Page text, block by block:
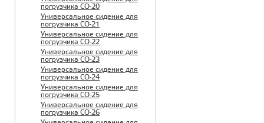
погрузчика CO-20
Универсальное сидение для
погрузчика CO-21
Универсальное сидение для
погрузчика CO-22
Универсальное сидение для
погрузчика CO-23
Универсальное сидение для
погрузчика CO-24
Универсальное сидение для
погрузчика CO-25
Универсальное сидение для
погрузчика CO-26